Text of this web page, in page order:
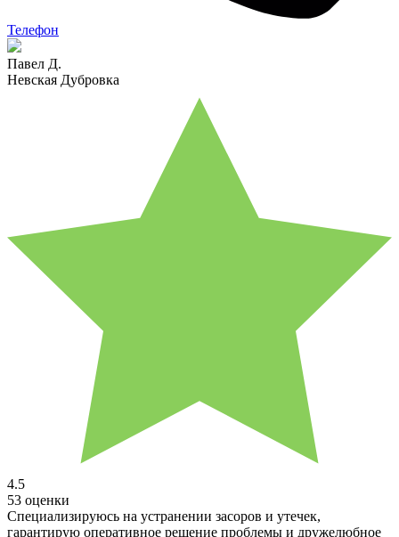
Телефон
Павел Д.
Невская Дубровка
4.5
53 оценки
Специализируюсь на устранении засоров и утечек,
гарантирую оперативное решение проблемы и дружелюбное